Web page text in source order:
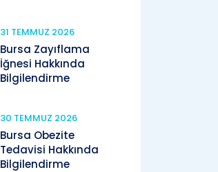
31 TEMMUZ 2026
Bursa Zayıflama
İğnesi Hakkında
Bilgilendirme
30 TEMMUZ 2026
Bursa Obezite
Tedavisi Hakkında
Bilgilendirme